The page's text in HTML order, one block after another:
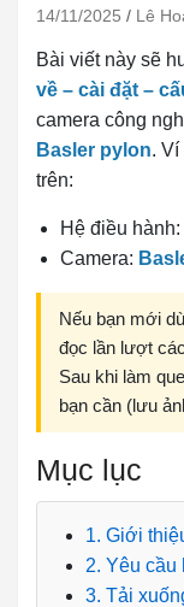
14/11/2025 Lê
Bài viết này sẽ
về – cài đặt –
camera công
Basler pylon.
trên:
Hệ điều hành:
Camera:
Nếu bạn mới
đọc lần lượt
Sau khi làm
bạn cần (lưu
Mục lục
1. Giới
2. Yêu cầu
3. Tải